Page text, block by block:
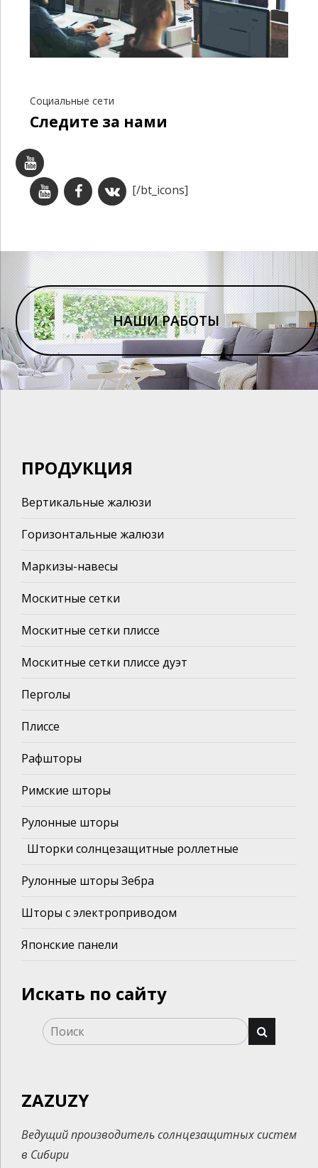
Социальные сети
Следите за нами
[/bt_icons]
НАШИ РАБОТЫ
ПРОДУКЦИЯ
Вертикальные жалюзи
Горизонтальные жалюзи
Маркизы-навесы
Москитные сетки
Москитные сетки плиссе
Москитные сетки плиссе дуэт
Перголы
Плиссе
Рафшторы
Римские шторы
Рулонные шторы
Шторки солнцезащитные роллетные
Рулонные шторы Зебра
Шторы с электроприводом
Японские панели
Искать по сайту
ZAZUZY
Ведущий производитель солнцезащитных систем
в Сибири